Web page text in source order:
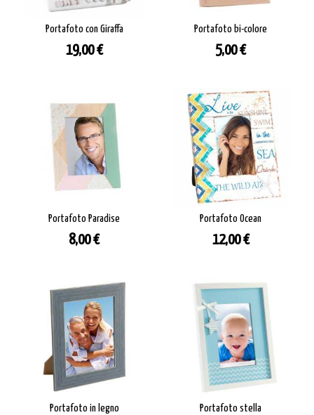
Portafoto con Giraffa
Prezzo
19,00 €
Portafoto bi-colore
Prezzo
5,00 €
Portafoto Paradise
Prezzo
8,00 €
Portafoto Ocean
Prezzo
12,00 €
Portafoto in legno Portafoto stella